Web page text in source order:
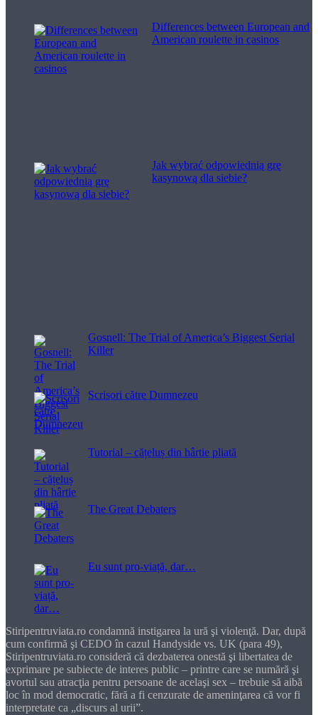
Differences between European and
American roulette in casinos
Jak wybrać odpowiednią grę
kasynową dla siebie?
Gosnell: The Trial of America’s Biggest Serial
Killer
Scrisori către Dumnezeu
Tutorial – cățeluș din hârtie pliată
The Great Debaters
Eu sunt pro-viață, dar…
Stiripentruviata.ro condamnă instigarea la ură şi violenţă. Dar, după
cum confirmă şi CEDO în cazul Handyside vs. UK (para 49),
Stiripentruviata.ro consideră că dezbaterea onestă şi libertatea de
exprimare pe subiecte de interes public – printre care se numără şi
avortul sau atracţia pentru persoane de acelaşi sex – trebuie să aibă
loc în mod democratic, fără a fi cenzurate de ameninţarea că vor fi
interpretate ca „discurs al urii”.